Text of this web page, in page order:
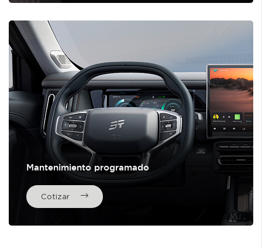
Mantenimiento programado
Cotizar